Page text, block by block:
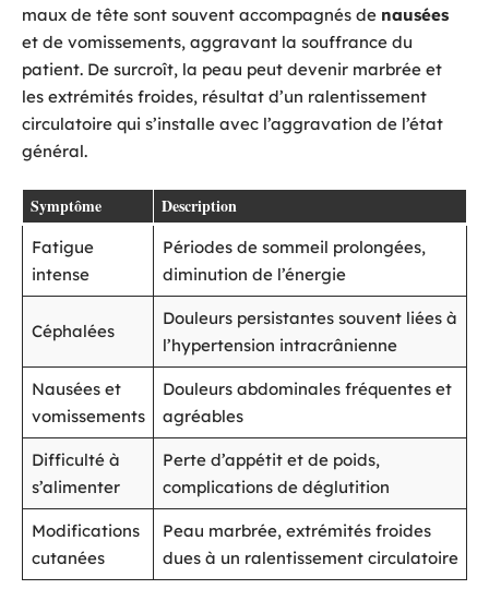
maux de tête sont souvent accompagnés de nausées
et de vomissements, aggravant la souffrance du
patient. De surcroît, la peau peut devenir marbrée et
les extrémités froides, résultat d’un ralentissement
circulatoire qui s’installe avec l’aggravation de l’état
général.
Symptôme Description
Fatigue
intense
Périodes de sommeil prolongées,
diminution de l’énergie
Céphalées
Douleurs persistantes souvent liées à
l’hypertension intracrânienne
Nausées et
vomissements
Douleurs abdominales fréquentes et
agréables
Difficulté à
s’alimenter
Perte d’appétit et de poids,
complications de déglutition
Modifications
cutanées
Peau marbrée, extrémités froides
dues à un ralentissement circulatoire